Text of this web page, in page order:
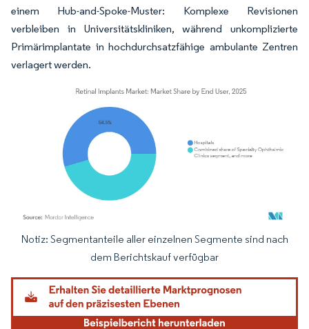
einem Hub-and-Spoke-Muster: Komplexe Revisionen
verbleiben in Universitätskliniken, während unkomplizierte
Primärimplantate in hochdurchsatzfähige ambulante Zentren
verlagert werden.
Bild © Mordor Intelligence. Wiederverwendung erfordert Namensnennung
Notiz: Segmentanteile aller einzelnen Segmente sind nach
dem Berichtskauf verfügbar